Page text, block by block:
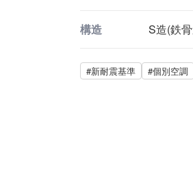
構造 S造(鉄
#新耐震基準 #個別空調